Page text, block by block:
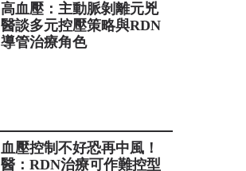
高血壓：主動脈剝離元兇
醫談多元控壓策略與RDN
導管治療角色
血壓控制不好恐再中風！
醫：RDN治療可作難控型